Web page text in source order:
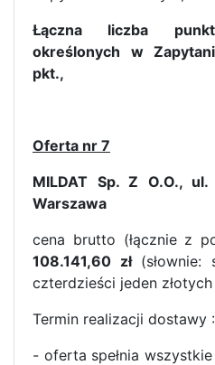
Łączna liczba
określonych w
pkt.,
Oferta nr 7
MILDAT Sp. Z O.O.,
Warszawa
cena brutto (łącznie z
108.141,60 zł(słownie:
czterdzieści jeden
Termin realizacji dostawy
- oferta spełnia